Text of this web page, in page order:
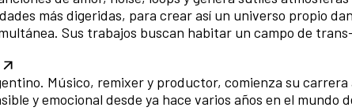
más digeridas, para crear así un universo propio
Sus trabajos buscan habitar un campo de
Músico, remixer y productor, comienza su carrera
y emocional desde ya hace varios años en el mundo